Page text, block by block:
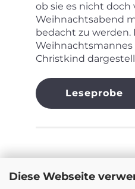
Diese Webseite
ob sie es nicht doch
Weihnachtsabend
bedacht zu werden.
Weihnachtsmannes
Christkind
Leseprobe